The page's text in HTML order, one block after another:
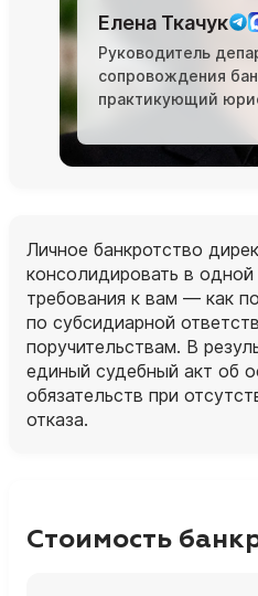
Елена Ткачук
Руководитель
сопровождения
практикующий
Личное банкротство
консолидировать в
требования к вам — как
по субсидиарной
поручительствам. В
единый судебный акт об
обязательств при
отказа.
Стоимость